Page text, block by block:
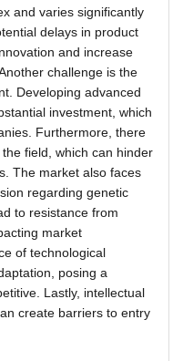
and varies significantly
delays in product
and increase
challenge is the
Developing advanced
investment, which
Furthermore, there
field, which can hinder
The market also faces
regarding genetic
to resistance from
market
of technological
posing a
Lastly, intellectual
create barriers to entry